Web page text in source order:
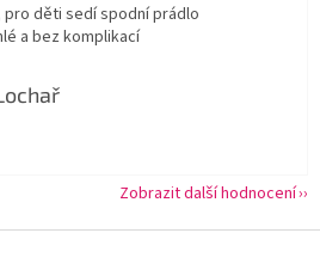
pro děti sedí spodní prádlo
a bez komplikací
je 5 z 5 hvězdiček.
Zobrazit další hodnocení